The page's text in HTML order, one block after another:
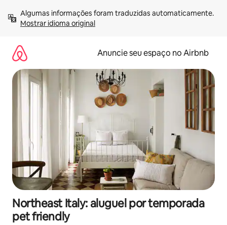
para
Mostrar idioma original
Anuncie seu espaço no Airbnb
Northeast Italy: aluguel por temporada
pet friendly